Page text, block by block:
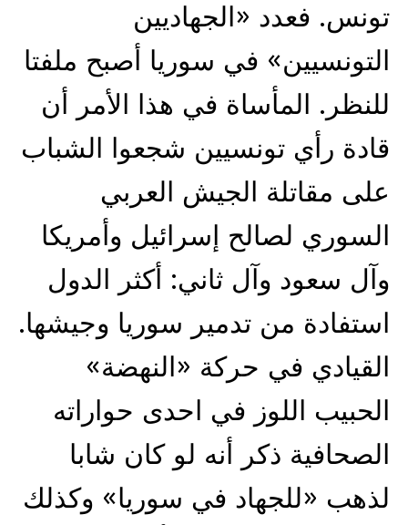
تونس. فعدد «الجهاديين
التونسيين» في سوريا أصبح ملفتا
للنظر. المأساة في هذا الأمر أن
قادة رأي تونسيين شجعوا الشباب
على مقاتلة الجيش العربي
السوري لصالح إسرائيل وأمريكا
وآل سعود وآل ثاني: أكثر الدول
استفادة من تدمير سوريا وجيشها.
القيادي في حركة «النهضة»
الحبيب اللوز في احدى حواراته
الصحافية ذكر أنه لو كان شابا
لذهب «للجهاد في سوريا» وكذلك